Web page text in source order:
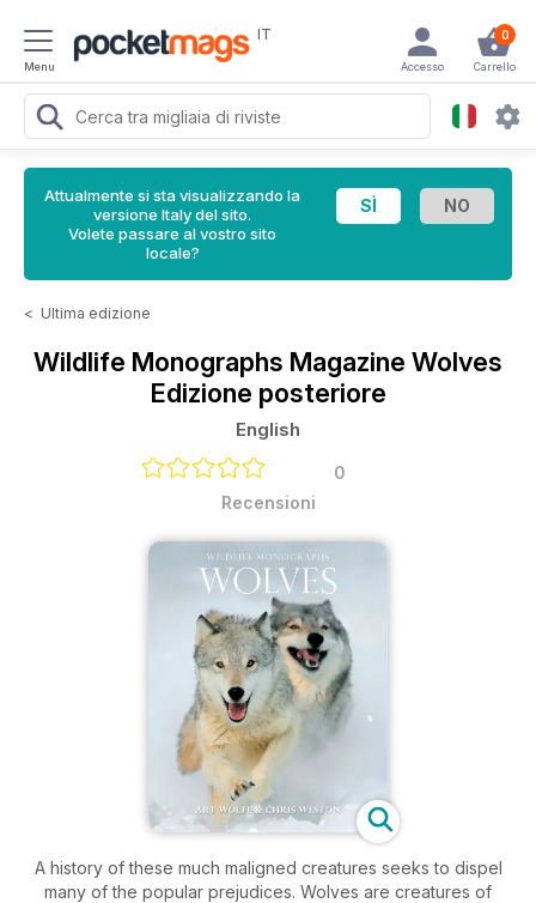
Menu
IT 0
Carrello
Accesso
Attualmente si sta visualizzando la
versione Italy del sito.
Volete passare al vostro sito
locale?
< Ultima edizione
Wildlife Monographs Magazine Wolves
Edizione posteriore
English
0
Recensioni
A history of these much maligned creatures seeks to dispel
many of the popular prejudices. Wolves are creatures of